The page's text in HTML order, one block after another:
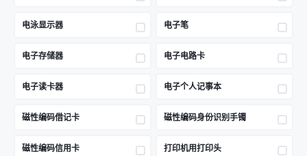
电泳显示器 电子笔
电子存储器 电子电路卡
电子读卡器 电子个人记事本
磁性编码借记卡 磁性编码身份识别手镯
磁性编码信用卡 打印机用打印头